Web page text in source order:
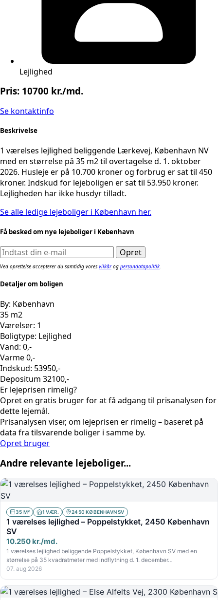
Lejlighed
Pris: 10700 kr./md.
Se kontaktinfo
Beskrivelse
1 værelses lejlighed beliggende Lærkevej, København NV
med en størrelse på 35 m2 til overtagelse d. 1. oktober
2026. Husleje er på 10.700 kroner og forbrug er sat til 450
kroner. Indskud for lejeboligen er sat til 53.950 kroner.
Lejligheden har ikke husdyr tilladt.
Se alle ledige lejeboliger i København her.
Få besked om nye lejeboliger i København
Ved oprettelse accepterer du samtidig vores vilkårog persondatapolitik
Detaljer om boligen
By: København
35 m2
Værelser: 1
Boligtype: Lejlighed
Vand: 0,-
Varme 0,-
Indskud: 53950,-
Depositum 32100,-
Er lejeprisen rimelig?
Opret en gratis bruger for at få adgang til prisanalysen for
dette lejemål.
Prisanalysen viser, om lejeprisen er rimelig – baseret på
data fra tilsvarende boliger i samme by.
Opret bruger
Andre relevante lejeboliger...
35 M² 1 VÆR. 2450 KØBENHAVN SV
1 værelses lejlighed – Poppelstykket, 2450 København
SV
10.250 kr./md.
1 værelses lejlighed beliggende Poppelstykket, København SV med en
størrelse på 35 kvadratmeter med indflytning d. 1. december…
07. aug 2026